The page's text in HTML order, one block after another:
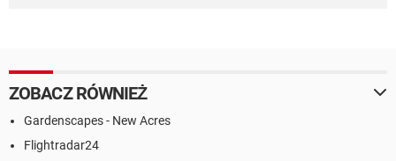
ZOBACZ RÓWNIEŻ
Gardenscapes - New Acres
Flightradar24